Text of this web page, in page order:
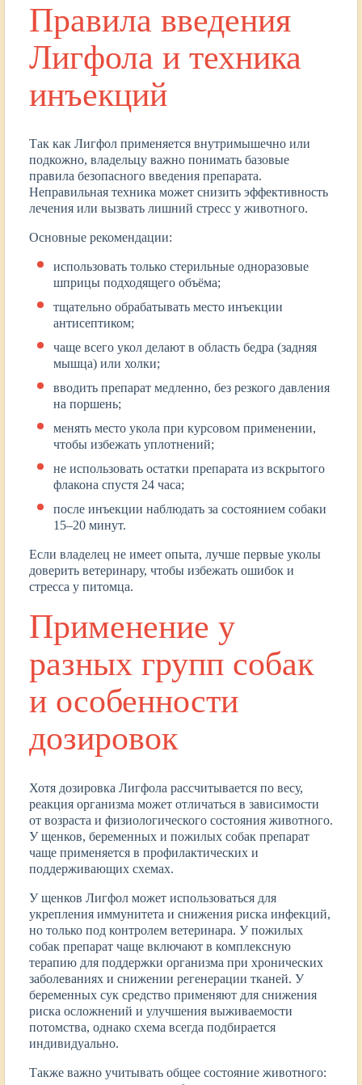
Правила введения
Лигфола и техника
инъекций
Так как Лигфол применяется внутримышечно или
подкожно, владельцу важно понимать базовые
правила безопасного введения препарата.
Неправильная техника может снизить эффективность
лечения или вызвать лишний стресс у животного.
Основные рекомендации:
использовать только стерильные одноразовые
шприцы подходящего объёма;
тщательно обрабатывать место инъекции
антисептиком;
чаще всего укол делают в область бедра (задняя
мышца) или холки;
вводить препарат медленно, без резкого давления
на поршень;
менять место укола при курсовом применении,
чтобы избежать уплотнений;
не использовать остатки препарата из вскрытого
флакона спустя 24 часа;
после инъекции наблюдать за состоянием собаки
15–20 минут.
Если владелец не имеет опыта, лучше первые уколы
доверить ветеринару, чтобы избежать ошибок и
стресса у питомца.
Применение у
разных групп собак
и особенности
дозировок
Хотя дозировка Лигфола рассчитывается по весу,
реакция организма может отличаться в зависимости
от возраста и физиологического состояния животного.
У щенков, беременных и пожилых собак препарат
чаще применяется в профилактических и
поддерживающих схемах.
У щенков Лигфол может использоваться для
укрепления иммунитета и снижения риска инфекций,
но только под контролем ветеринара. У пожилых
собак препарат чаще включают в комплексную
терапию для поддержки организма при хронических
заболеваниях и снижении регенерации тканей. У
беременных сук средство применяют для снижения
риска осложнений и улучшения выживаемости
потомства, однако схема всегда подбирается
индивидуально.
Также важно учитывать общее состояние животного: